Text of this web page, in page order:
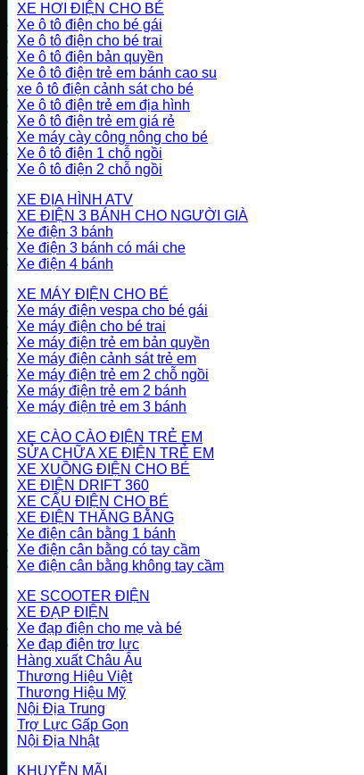
XE HƠI ĐIỆN CHO BÉ
Xe ô tô điện cho bé gái
Xe ô tô điện cho bé trai
Xe ô tô điện bản quyền
Xe ô tô điện trẻ em bánh cao su
xe ô tô điện cảnh sát cho bé
Xe ô tô điện trẻ em địa hình
Xe ô tô điện trẻ em giá rẻ
Xe máy cày công nông cho bé
Xe ô tô điện 1 chỗ ngồi
Xe ô tô điện 2 chỗ ngồi
XE ĐỊA HÌNH ATV
XE ĐIỆN 3 BÁNH CHO NGƯỜI GIÀ
Xe điện 3 bánh
Xe điện 3 bánh có mái che
Xe điện 4 bánh
XE MÁY ĐIỆN CHO BÉ
Xe máy điện vespa cho bé gái
Xe máy điện cho bé trai
Xe máy điện trẻ em bản quyền
Xe máy điện cảnh sát trẻ em
Xe máy điện trẻ em 2 chỗ ngồi
Xe máy điện trẻ em 2 bánh
Xe máy điện trẻ em 3 bánh
XE CÀO CÀO ĐIỆN TRẺ EM
SỬA CHỮA XE ĐIỆN TRẺ EM
XE XUỒNG ĐIỆN CHO BÉ
XE ĐIỆN DRIFT 360
XE CẨU ĐIỆN CHO BÉ
XE ĐIỆN THĂNG BẰNG
Xe điện cân bằng 1 bánh
Xe điện cân bằng có tay cầm
Xe điện cân bằng không tay cầm
XE SCOOTER ĐIỆN
XE ĐẠP ĐIỆN
Xe đạp điện cho mẹ và bé
Xe đạp điện trợ lực
Hàng xuất Châu Âu
Thương Hiệu Việt
Thương Hiệu Mỹ
Nội Địa Trung
Trợ Lực Gấp Gọn
Nội Địa Nhật
KHUYỄN MÃI